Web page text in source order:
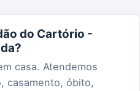
do Cartório -
casa. Atendemos
casamento, óbito,